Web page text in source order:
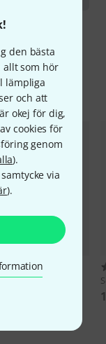
den bästa
allt som hör
lämpliga
och att
okej för dig,
cookies för
genom
).
via
).
18
MD 421 Kompakt